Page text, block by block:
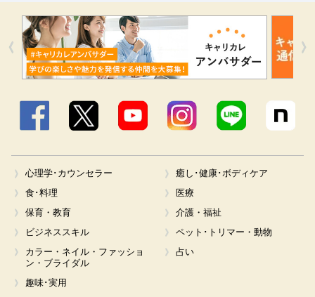
Facebook X YouTube Instagram LINE
心理学･カウンセラー
癒し･健康･ボディケア
食･料理
医療
保育・教育
介護・福祉
ビジネススキル
ペット･トリマー・動物
カラー・ネイル・ファッショ
ン・ブライダル
占い
趣味･実用